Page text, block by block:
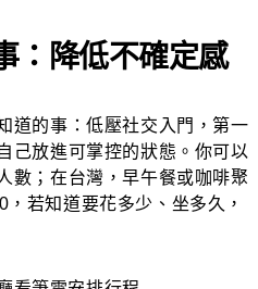
：降低不確定感
道的事：低壓社交入門，第一
己放進可掌控的狀態。你可以
數；在台灣，早午餐或咖啡聚
若知道要花多少、坐多久，